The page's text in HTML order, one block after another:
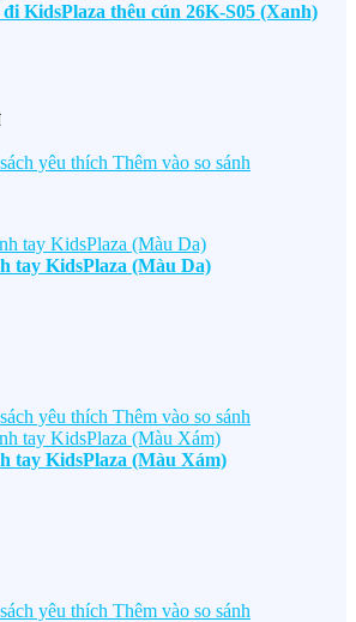
KidsPlaza thêu cún 26K-S05 (Xanh)
yêu thích Thêm vào so sánh
tay KidsPlaza (Màu Da)
yêu thích Thêm vào so sánh
tay KidsPlaza (Màu Xám)
yêu thích Thêm vào so sánh